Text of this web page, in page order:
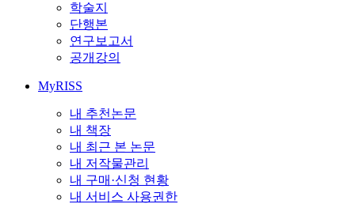
학술지
단행본
연구보고서
공개강의
MyRISS
내 추천논문
내 책장
내 최근 본 논문
내 저작물관리
내 구매·신청 현황
내 서비스 사용권한